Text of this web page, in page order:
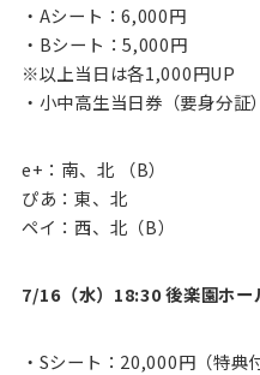
・Aシート：6,000円
・Bシート：5,000円
※以上当日は各1,000円UP
・小中高生当日券（要身分
e+：南、北 （B）
ぴあ：東、北
ペイ：西、北（B）
7/16（水）18:30 後楽園ホー
・Sシート：20,000円（特典付